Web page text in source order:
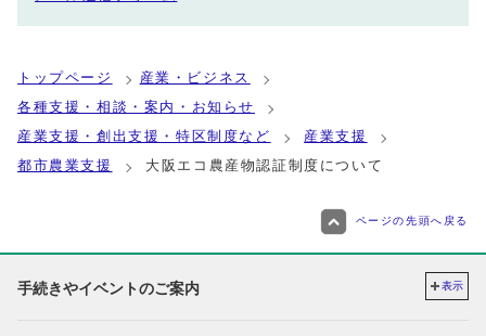
トップページ
産業・ビジネス
各種支援・相談・案内・お知らせ
産業支援・創出支援・特区制度など
産業支援
都市農業支援
大阪エコ農産物認証制度について
ページの先頭へ戻る
手続きやイベントのご案内 表示